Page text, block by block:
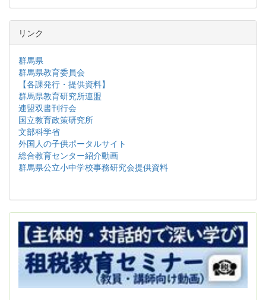
リンク
群馬県
群馬県教育委員会
【各課発行・提供資料】
群馬県教育研究所連盟
連盟双書刊行会
国立教育政策研究所
文部科学省
外国人の子供ポータルサイト
総合教育センター紹介動画
群馬県公立小中学校事務研究会提供資料